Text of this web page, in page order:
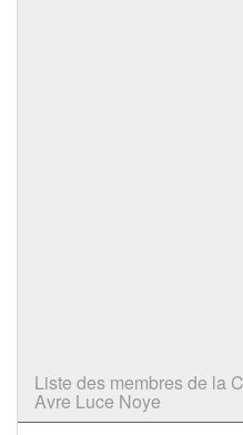
Liste des membres de la
Avre Luce Noye